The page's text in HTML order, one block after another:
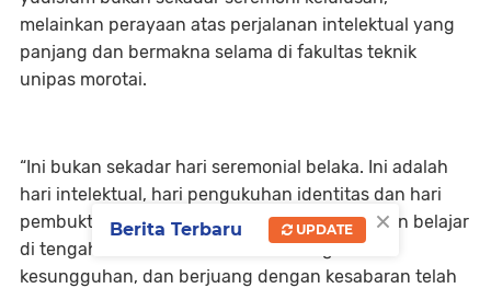
melainkan perayaan atas perjalanan intelektual yang
panjang dan bermakna selama di fakultas teknik
unipas morotai.
“Ini bukan sekadar hari seremonial belaka. Ini adalah
hari intelektual, hari pengukuhan identitas dan hari
pembuktian. Bahwa perjuangan panjang kalian belajar
di tengah keterbatasan, meneliti dengan
kesungguhan, dan berjuang dengan kesabaran telah
×
Berita Terbaru UPDATE